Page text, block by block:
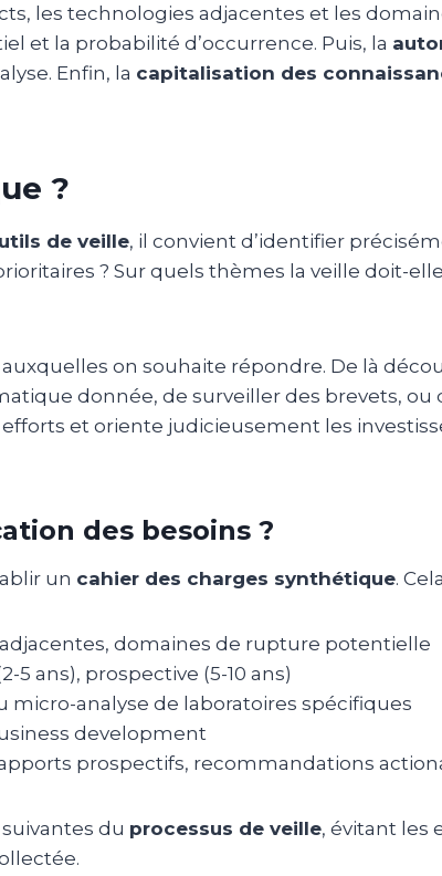
les technologies adjacentes et les
et la probabilité d’occurrence. Puis, la
Enfin, la capitalisation des
?
de veille, il convient d’identifier
? Sur quels thèmes la veille doit-
on souhaite répondre. De là
donnée, de surveiller des brevets, ou
et oriente judicieusement les
des besoins ?
un cahier des charges synthétique.
domaines de rupture potentielle
5 ans), prospective (5-10 ans)
micro-analyse de laboratoires spécifiques
development
prospectifs, recommandations
du processus de veille, évitant les